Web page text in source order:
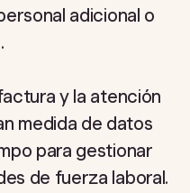
adicional o
y la atención
medida de datos
para gestionar
de fuerza laboral.